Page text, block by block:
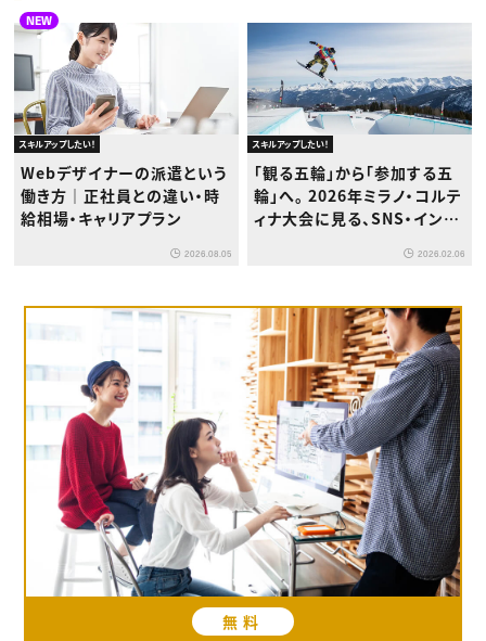
NEW
スキルアップしたい！
Webデザイナーの派遣という
働き方｜正社員との違い・時
給相場・キャリアプラン
2026.08.05
スキルアップしたい！
「観る五輪」から「参加する五
輪」へ。 2026年ミラノ・コルテ
ィナ大会に見る、SNS・インフ
2026.02.06
無料